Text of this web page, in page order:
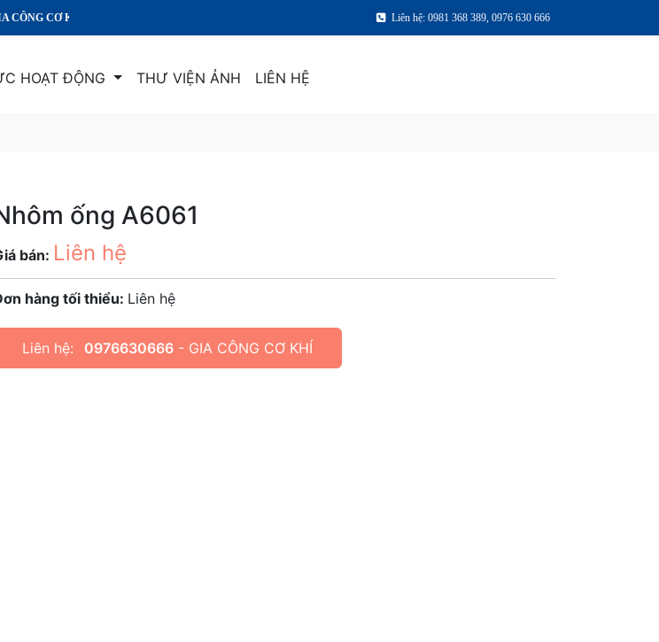
XÁC CHẤT LƯỢNG HÀNG ĐẦU Liên hệ: 0981 368 389, 0976 630 666
HOẠT ĐỘNG THƯ VIỆN ẢNH LIÊN HỆ
ống A6061
bán: Liên hệ
hàng tối thiểu: Liên hệ
Liên hệ: 0976630666- GIA CÔNG CƠ KHÍ